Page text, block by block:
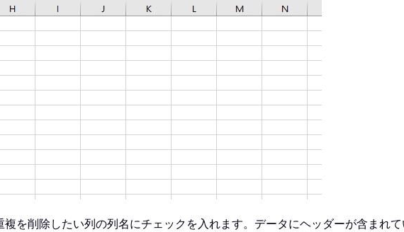
を削除したい列の列名にチェックを入れます。データにヘッダーが含まれて